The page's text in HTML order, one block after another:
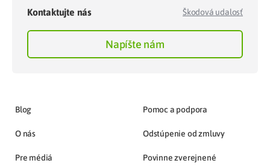
Kontaktujte nás Škodová udalosť
Napíšte nám
Blog
O nás
Pre médiá
Pomoc a podpora
Odstúpenie od zmluvy
Povinne zverejnené